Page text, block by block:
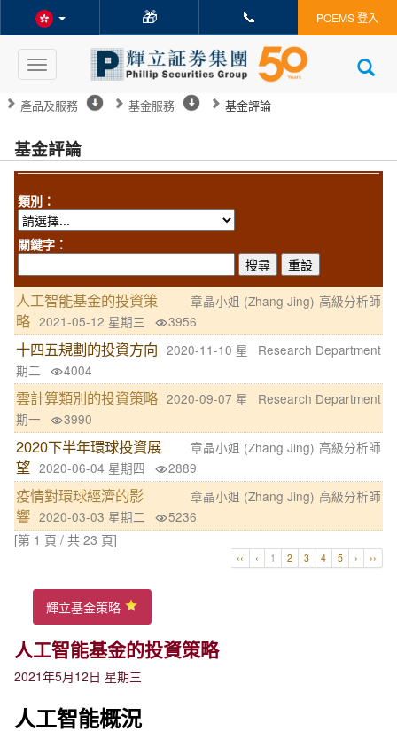
🎁 📞 POEMS 登入
Toggle
navigation
產品及服務 基金服務 基金評論
基金評論
類別：
關鍵字：
章晶小姐 (Zhang Jing) 高級分析師
人工智能基金的投資策
略 2021-05-12 星期三
3956
Research Department
十四五規劃的投資方向 2020-11-10 星
期二
4004
Research Department
雲計算類別的投資策略 2020-09-07 星
期一
3990
章晶小姐 (Zhang Jing) 高級分析師
2020下半年環球投資展
望 2020-06-04 星期四
2889
章晶小姐 (Zhang Jing) 高級分析師
疫情對環球經濟的影
響 2020-03-03 星期二 5236
‹‹ ‹ 1 2 3 4 5 › ››
[第 1 頁 / 共 23 頁]
輝立基金策略
人工智能基金的投資策略
2021年5月12日 星期三
人工智能概況